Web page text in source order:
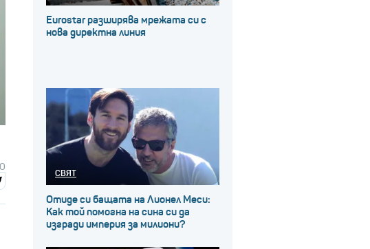
Eurostar разширява мрежата си с
нова директна линия
СВЯТ
Отиде си бащата на Лионел Меси:
Как той помогна на сина си да
изгради империя за милиони?